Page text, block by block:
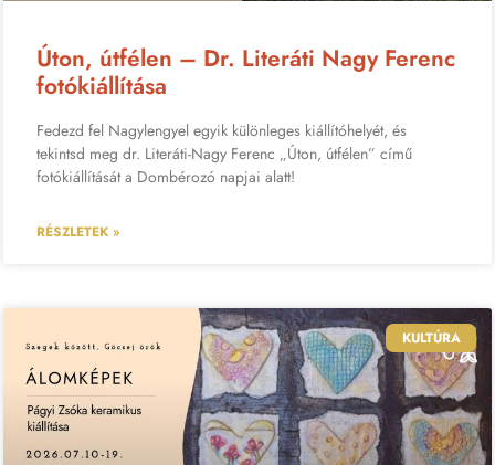
Úton, útfélen – Dr. Literáti Nagy Ferenc
fotókiállítása
Fedezd fel Nagylengyel egyik különleges kiállítóhelyét, és
tekintsd meg dr. Literáti-Nagy Ferenc „Úton, útfélen” című
fotókiállítását a Dombérozó napjai alatt!
RÉSZLETEK »
KULTÚRA